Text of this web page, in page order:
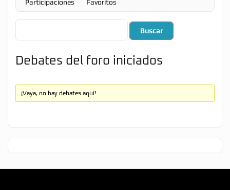
Participaciones Favoritos
Debates del foro iniciados
¡Vaya, no hay debates aquí!